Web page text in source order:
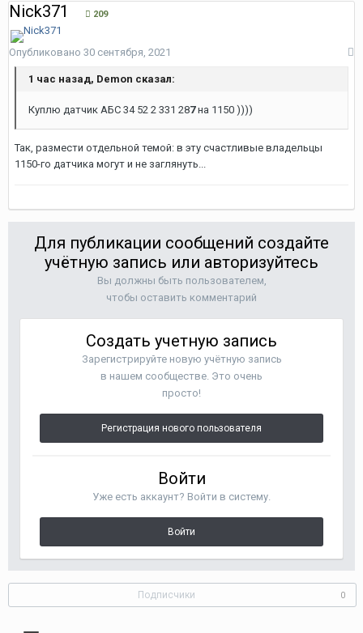
Nick371 209
Опубликовано 30 сентября, 2021
1 час назад, Demon сказал:
Куплю датчик АБС 34 52 2 331 287на 1150 ))))
Так, размести отдельной темой: в эту счастливые владельцы
1150-го датчика могут и не заглянуть...
Для публикации сообщений создайте
учётную запись или авторизуйтесь
Вы должны быть пользователем,
чтобы оставить комментарий
Создать учетную запись
Зарегистрируйте новую учётную запись
в нашем сообществе. Это очень
просто!
Регистрация нового пользователя
Войти
Уже есть аккаунт? Войти в систему.
Войти
Подписчики 0